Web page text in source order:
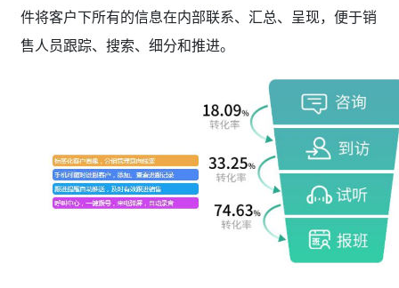
件将客户下所有的信息在内部联系、汇总、呈现，便于销
售人员跟踪、搜索、细分和推进。